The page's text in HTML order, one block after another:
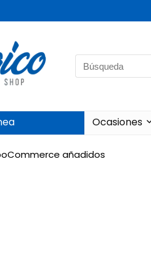
Search
for:
Ocasiones
añadidos